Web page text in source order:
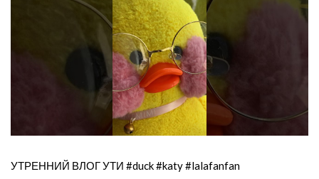
УТРЕННИЙ ВЛОГ УТИ #duck #katy #lalafanfan